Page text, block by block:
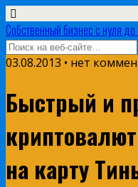
Собственный бизнес с нуля
03.08.2013 • нет
Быстрый и
на карту